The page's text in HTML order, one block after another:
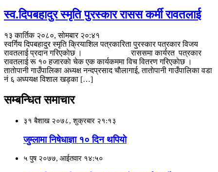
स्व.दिपबहादुर स्मृति पुरस्कार रासस कर्मी रावतलाई
१३ कार्तिक २०८०, सोमबार २०:४१
स्वर्गिय दिपबहादुर स्मृति क्रियाशिल पत्रकारिता पुरस्कार पत्रकार विजय
रावतलाई प्रदान गरिएकाेछ । राससमा कार्यरत पत्रकार
रावतलाई रू १० हजारकाे चेक एक कार्यकममा विच वितरण गरिएकाेछ ।
ताताेपानी गाउँपालिका अध्यक्ष नन्दप्रसाद चाैलागाई, ताताेपानी गाउँपालिका वडा
नं ६ अध्पयक्ष विशाल खड्का […]
सम्बन्धित समाचार
३१ बैशाख २०७८, शुक्रबार २१:१३
जुम्लामा निषेधाज्ञा १० दिन थपियाे
५ पुष २०७७, आईतवार १४:५०